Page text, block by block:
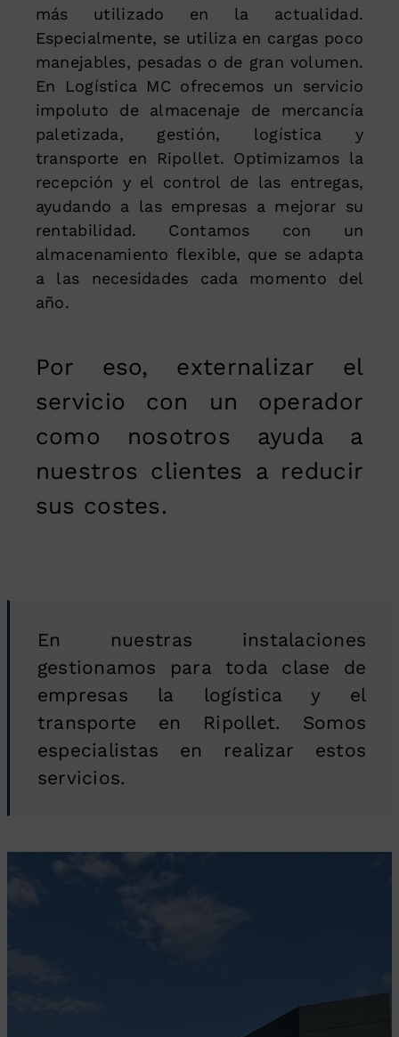
más utilizado en la actualidad.
Especialmente, se utiliza en cargas poco
manejables, pesadas o de gran volumen.
En Logística MC ofrecemos un servicio
impoluto de almacenaje de mercancía
paletizada, gestión, logística y
transporte en Ripollet. Optimizamos la
recepción y el control de las entregas,
ayudando a las empresas a mejorar su
rentabilidad. Contamos con un
almacenamiento flexible, que se adapta
a las necesidades cada momento del
año.
Por eso, externalizar el
servicio con un operador
como nosotros ayuda a
nuestros clientes a reducir
sus costes.
En nuestras instalaciones
gestionamos para toda clase de
empresas la logística y el
transporte en Ripollet. Somos
especialistas en realizar estos
servicios.